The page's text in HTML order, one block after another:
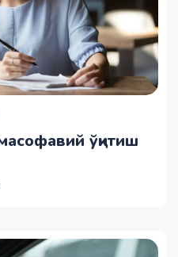
ўқитиш